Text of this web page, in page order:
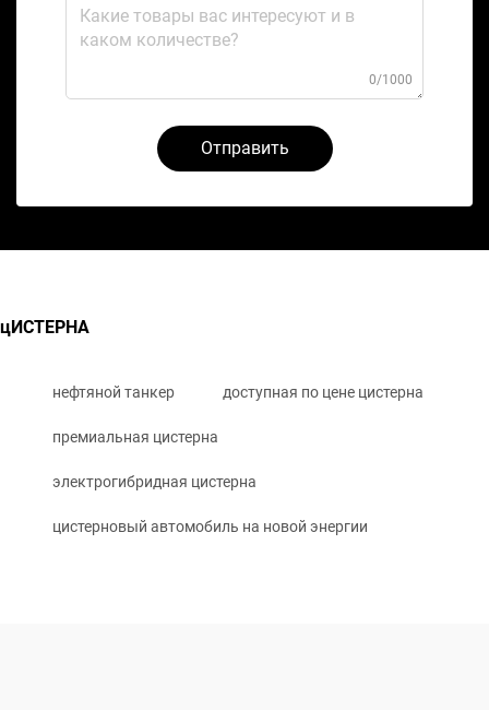
0/1000
Отправить
цИСТЕРНА
нефтяной танкер доступная по цене цистерна
премиальная цистерна
электрогибридная цистерна
цистерновый автомобиль на новой энергии